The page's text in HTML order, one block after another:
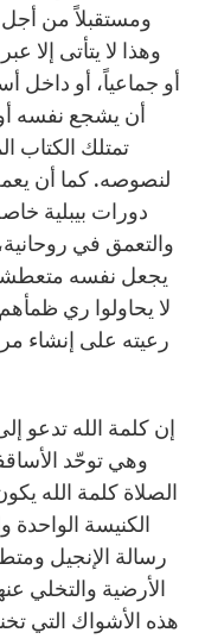
ومستقبلاً من أجل
وهذا لا يتأتى إلا
أو جماعياً، أو داخل
أن يشجع نفسه
تمتلك الكتاب
لنصوصه. كما أن
دورات بيبلية
والتعمق في
يجعل نفسه متعطشاً
رعيته على إنشاء
وهي توحّد
الصلاة كلمة الله
الكنيسة
الأرضية والتخلي